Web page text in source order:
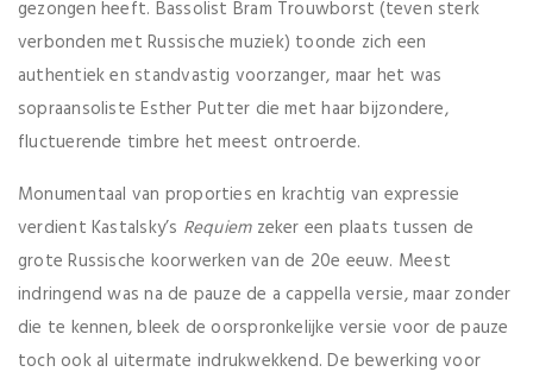
gezongen heeft. Bassolist Bram Trouwborst (teven sterk
verbonden met Russische muziek) toonde zich een
authentiek en standvastig voorzanger, maar het was
sopraansoliste Esther Putter die met haar bijzondere,
fluctuerende timbre het meest ontroerde.
Monumentaal van proporties en krachtig van expressie
verdient Kastalsky’s Requiemzeker een plaats tussen de
grote Russische koorwerken van de 20e eeuw. Meest
indringend was na de pauze de a cappella versie, maar zonder
die te kennen, bleek de oorspronkelijke versie voor de pauze
toch ook al uitermate indrukwekkend. De bewerking voor